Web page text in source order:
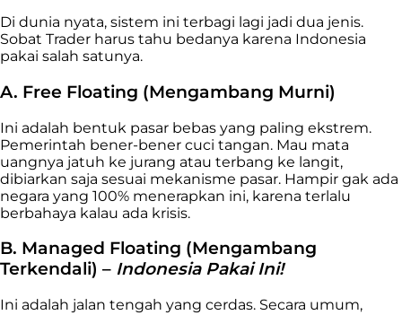
Di dunia nyata, sistem ini terbagi lagi jadi dua jenis.
Sobat Trader harus tahu bedanya karena Indonesia
pakai salah satunya.
A. Free Floating (Mengambang Murni)
Ini adalah bentuk pasar bebas yang paling ekstrem.
Pemerintah bener-bener cuci tangan. Mau mata
uangnya jatuh ke jurang atau terbang ke langit,
dibiarkan saja sesuai mekanisme pasar. Hampir gak ada
negara yang 100% menerapkan ini, karena terlalu
berbahaya kalau ada krisis.
B. Managed Floating (Mengambang
Terkendali) – Indonesia Pakai Ini!
Ini adalah jalan tengah yang cerdas. Secara umum,